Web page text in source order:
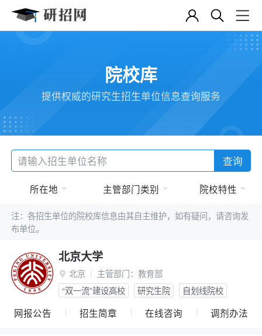
院校库
提供权威的研究生招生单位信息查询服务
查询
所在地 主管部门类别 院校特性
注：各招生单位的院校库信息由其自主维护，如有疑问，请咨询发
布单位。
北京大学
 北京 主管部门： 教育部
“双一流”建设高校
研究生院 自划线院校
网报公告 招生简章 在线咨询 调剂办法